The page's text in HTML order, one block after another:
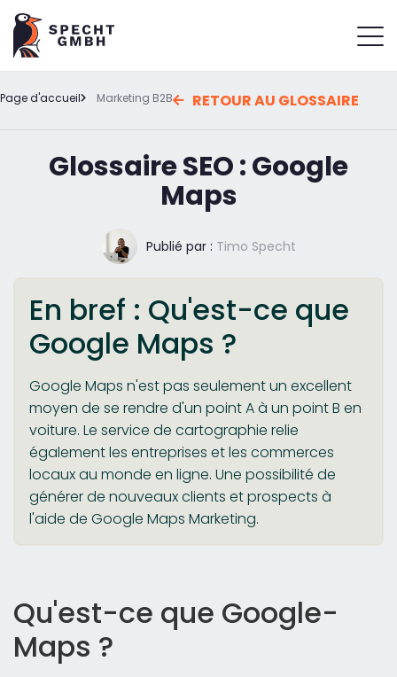
Page d'accueil Marketing B2B RETOUR AU GLOSSAIRE
Glossaire SEO : Google
Maps
Publié par : Timo Specht
En bref : Qu'est-ce que
Google Maps ?
Google Maps n'est pas seulement un excellent
moyen de se rendre d'un point A à un point B en
voiture. Le service de cartographie relie
également les entreprises et les commerces
locaux au monde en ligne. Une possibilité de
générer de nouveaux clients et prospects à
l'aide de Google Maps Marketing.
Qu'est-ce que Google-
Maps ?